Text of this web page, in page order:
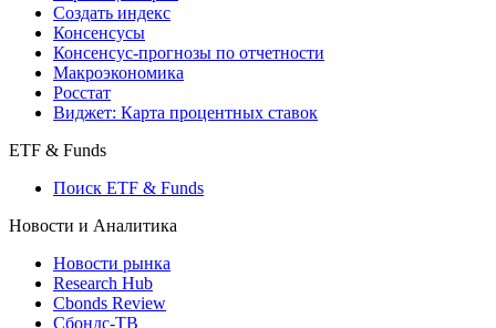
Индексы
Поиск индексов
Страницы стран
Создать индекс
Консенсусы
Консенсус-прогнозы по отчетности
Макроэкономика
Виджет: Карта процентных ставок
ETF & Funds
Поиск ETF & Funds
Новости и Аналитика